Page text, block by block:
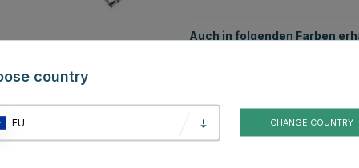
Auch in folgenden Farben
country
EU CHANGE COUNTRY